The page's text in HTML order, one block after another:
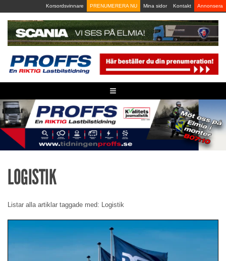
to
content
Korsordsvinnare PRENUMERERA NU Mina sidor Kontakt Annonsera
≡
LOGISTIK
Listar alla artiklar taggade med: Logistik